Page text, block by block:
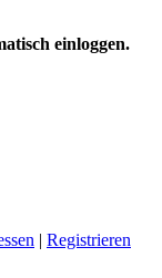
einloggen.
| Registrieren